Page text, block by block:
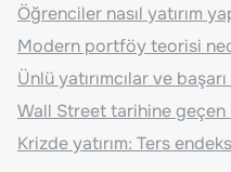
Öğrenciler nasıl yatırım
Modern portföy teorisi
Ünlü yatırımcılar ve
Wall Street tarihine geçen
Krizde yatırım: Ters